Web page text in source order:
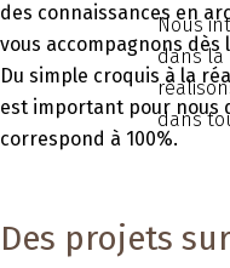
Nous
dans la
dans
des connaissances en
vous accompagnons
Du simple croquis à la
est important pour nous
correspond à 100%.
Des projets